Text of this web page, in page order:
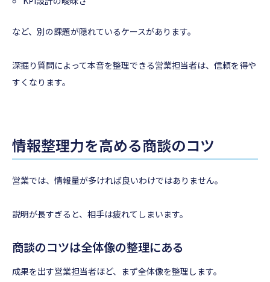
など、別の課題が隠れているケースがあります。
深掘り質問によって本音を整理できる営業担当者は、信頼を得や
すくなります。
情報整理力を高める商談のコツ
営業では、情報量が多ければ良いわけではありません。
説明が長すぎると、相手は疲れてしまいます。
商談のコツは全体像の整理にある
成果を出す営業担当者ほど、まず全体像を整理します。